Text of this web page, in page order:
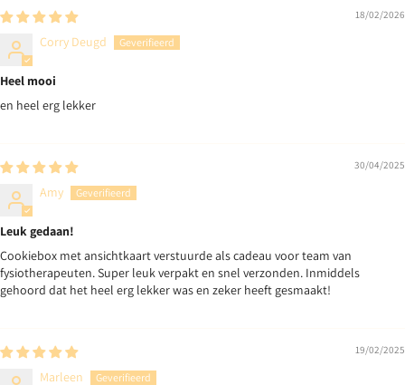
18/02/2026
Corry Deugd
Heel mooi
en heel erg lekker
30/04/2025
Amy
Leuk gedaan!
Cookiebox met ansichtkaart verstuurde als cadeau voor team van
fysiotherapeuten. Super leuk verpakt en snel verzonden. Inmiddels
gehoord dat het heel erg lekker was en zeker heeft gesmaakt!
19/02/2025
Marleen